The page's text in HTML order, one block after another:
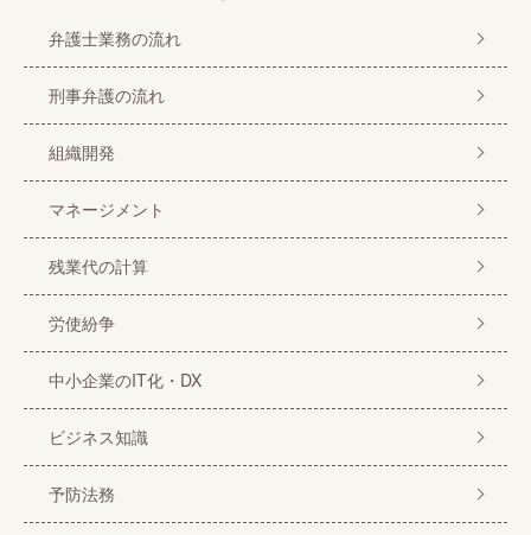
弁護士業務の流れ
刑事弁護の流れ
組織開発
マネージメント
残業代の計算
労使紛争
中小企業のIT化・DX
ビジネス知識
予防法務